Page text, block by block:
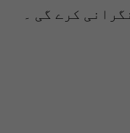
کرے گی ۔